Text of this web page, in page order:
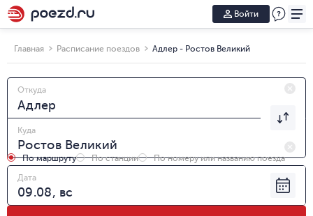
Войти
Главная Расписание поездов Адлер - Ростов Великий
Откуда
Куда
По маршруту По станции
По номеру или названию поезда
Дата